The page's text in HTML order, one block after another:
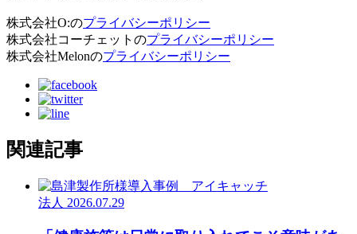
株式会社O:のプライバシーポリシー
株式会社コーチェットのプライバシーポリシー
株式会社Melonのプライバシーポリシー
関連記事
法人 2026.07.29